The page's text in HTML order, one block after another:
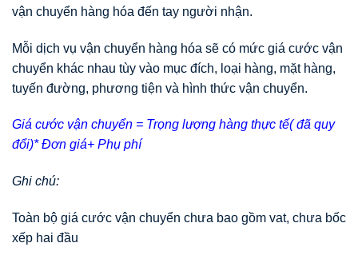
vận chuyển hàng hóa đến tay người nhận.
Mỗi dịch vụ vận chuyển hàng hóa sẽ có mức giá cước vận
chuyển khác nhau tùy vào mục đích, loại hàng, mặt hàng,
tuyến đường, phương tiện và hình thức vận chuyển.
Giá cước vận chuyển = Trọng lượng hàng thực tế( đã quy
đổi)* Đơn giá+ Phụ phí
Ghi chú:
Toàn bộ giá cước vận chuyển chưa bao gồm vat, chưa bốc
xếp hai đầu